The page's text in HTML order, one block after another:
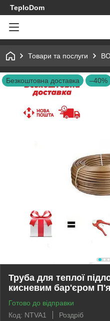
TeploDom
Товари та послуги
Безкоштовна доставка –40%
Труба для теплої
кисневим бар'єром
Готово до відправки
Код: NTVA1
Роздріб